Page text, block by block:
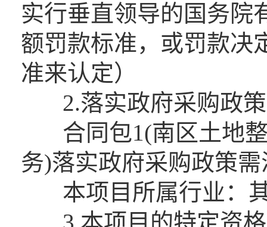
实行垂直领导的国务院
额罚款标准，或罚款决
准来认定）
2.落实政府采购政策
合同包1(南区土地整
务)落实政府采购政策
本项目所属行业：